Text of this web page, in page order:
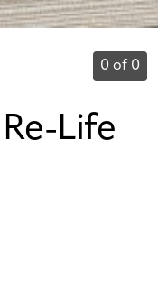
0 of 0
Life